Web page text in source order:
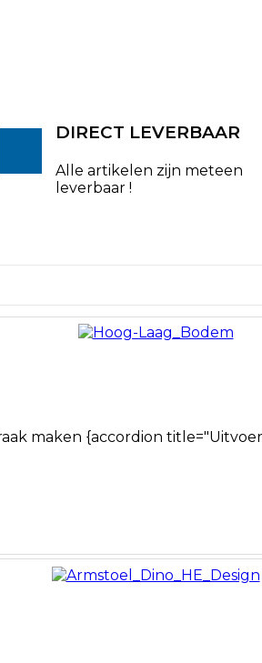
DIRECT LEVERBAAR
Alle artikelen zijn meteen
leverbaar !
maken {accordion